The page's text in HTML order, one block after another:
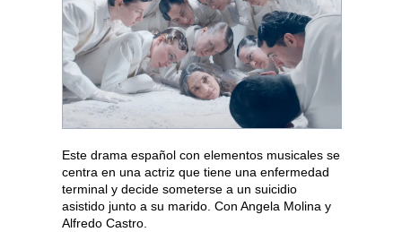
Este drama español con elementos musicales se
centra en una actriz que tiene una enfermedad
terminal y decide someterse a un suicidio
asistido junto a su marido. Con Angela Molina y
Alfredo Castro.